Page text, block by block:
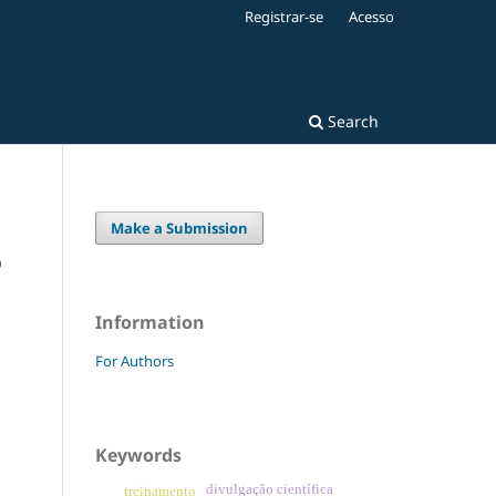
Search
Registrar-se Acesso
Make a Submission
Information
For Authors
Keywords
divulgação científica
treinamento